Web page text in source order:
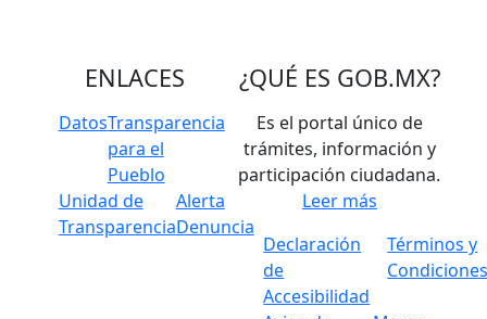
ENLACES
DatosTransparencia
para el
Pueblo
Unidad de
Transparencia
Alerta
Denuncia
¿QUÉ ES GOB.MX?
Es el portal único de
trámites, información y
participación ciudadana.
Leer más
Declaración
de
Accesibilidad
Términos y